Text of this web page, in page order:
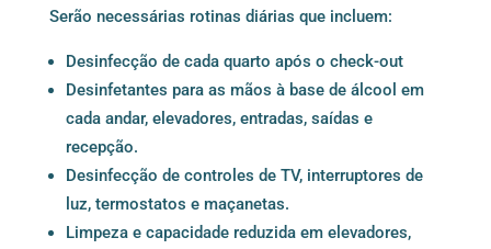
Serão necessárias rotinas diárias que incluem:
Desinfecção de cada quarto após o check-out
Desinfetantes para as mãos à base de álcool em
cada andar, elevadores, entradas, saídas e
recepção.
Desinfecção de controles de TV, interruptores de
luz, termostatos e maçanetas.
Limpeza e capacidade reduzida em elevadores,